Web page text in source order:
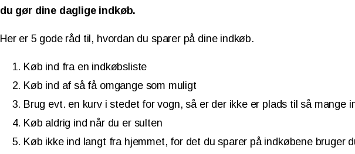
du gør dine daglige indkøb.
Her er 5 gode råd til, hvordan du sparer på dine indkøb.
Køb ind fra en indkøbsliste
Køb ind af så få omgange som muligt
Brug evt. en kurv i stedet for vogn, så er der ikke er plads til så mange
Køb aldrig ind når du er sulten
Køb ikke ind langt fra hjemmet, for det du sparer på indkøbene bruger